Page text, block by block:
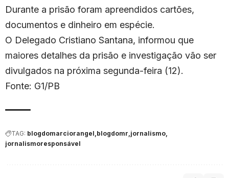
Durante a prisão foram apreendidos cartões,
documentos e dinheiro em espécie.
O Delegado Cristiano Santana, informou que
maiores detalhes da prisão e investigação vão ser
divulgados na próxima segunda-feira (12).
Fonte: G1/PB
TAG: blogdomarciorangel blogdomr jornalismo
jornalismoresponsável